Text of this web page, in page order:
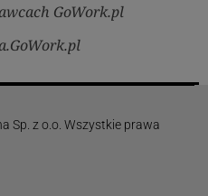
GoWork.pl
Sp. z o.o. Wszystkie prawa